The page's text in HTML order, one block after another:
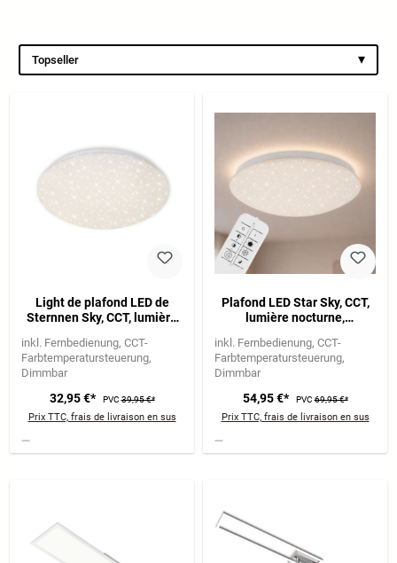
Topseller ▾
Light de plafond LED de
Sternnen Sky, CCT, lumière
dimmable, blanc
inkl. Fernbedienung CCT-
Farbtemperatursteuerung
Dimmbar
32,95 €* PVC39,95 €*
Prix TTC, frais de livraison en sus
Plafond LED Star Sky, CCT,
lumière nocturne,
inkl. Fernbedienung CCT-
Farbtemperatursteuerung
Dimmbar
54,95 €* PVC69,95 €*
Prix TTC, frais de livraison en sus